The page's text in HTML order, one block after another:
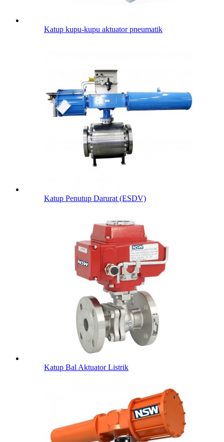
Katup kupu-kupu aktuator pneumatik
Katup Penutup Darurat (ESDV)
Katup Bal Aktuator Listrik